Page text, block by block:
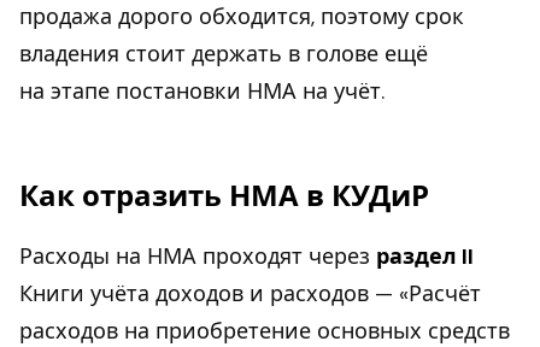
продажа дорого обходится, поэтому срок
владения стоит держать в голове ещё
на этапе постановки НМА на учёт.
Как отразить НМА в КУДиР
Расходы на НМА проходят через раздел II
Книги учёта доходов и расходов — «Расчёт
расходов на приобретение основных средств